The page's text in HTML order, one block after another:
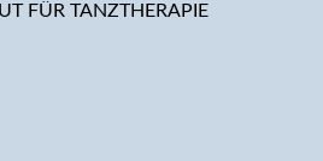
FÜR TANZTHERAPIE